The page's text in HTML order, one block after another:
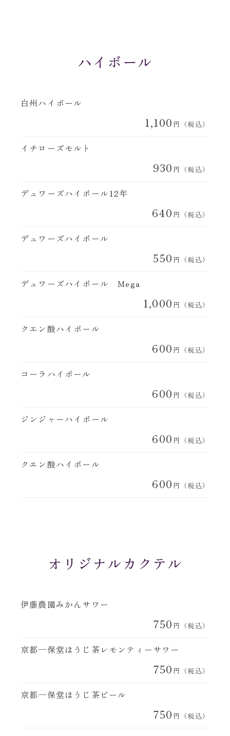
ハイボール
白州ハイボール
1,100 円（税込）
イチローズモルト
930 円（税込）
デュワーズハイボール12年
640 円（税込）
デュワーズハイボール
550 円（税込）
デュワーズハイボール Mega
1,000 円（税込）
クエン酸ハイボール
600 円（税込）
コーラハイボール
600 円（税込）
ジンジャーハイボール
600 円（税込）
クエン酸ハイボール
600 円（税込）
オリジナルカクテル
伊藤農園みかんサワー
750 円（税込）
京都一保堂ほうじ茶レモンティーサワー
750 円（税込）
京都一保堂ほうじ茶ビール
750 円（税込）